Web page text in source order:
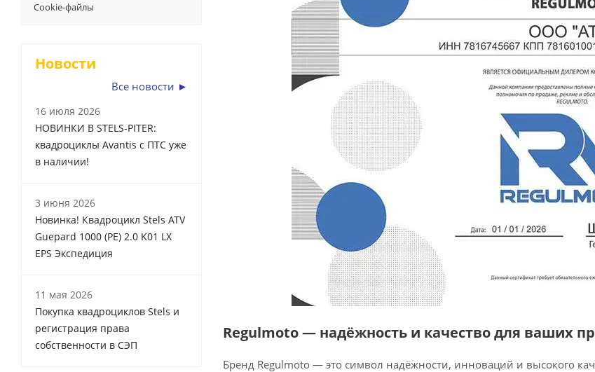
Regulmoto — надёжность и качество для ваших
Бренд Regulmoto — это символ надёжности, инноваций и высокого
Cookie-файлы
Новости
Все новости ►
16 июля 2026
НОВИНКИ В STELS-PITER:
квадроциклы Avantis с ПТС уже
в наличии!
3 июня 2026
Новинка! Квадроцикл Stels ATV
Guepard 1000 (PE) 2.0 K01 LX
EPS Экспедиция
11 мая 2026
Покупка квадроциклов Stels и
регистрация права
собственности в СЭП